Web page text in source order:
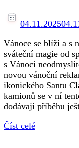
04.11.2025
Vánoce se blíží a s
sváteční magie od
s Vánoci
novou vánoční
ikonického Santu
kamionů se v ní
dodávají příběhu
Číst celé